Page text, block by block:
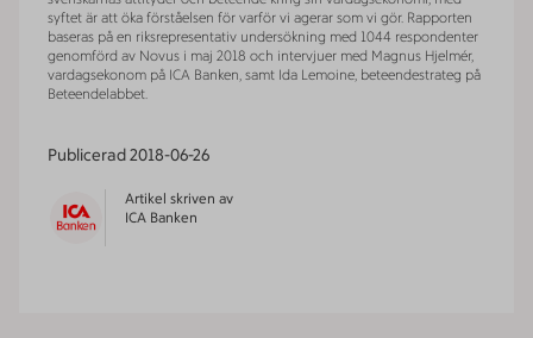
syftet är att öka förståelsen för varför vi agerar som vi gör. Rapporten
baseras på en riksrepresentativ undersökning med 1044 respondenter
genomförd av Novus i maj 2018 och intervjuer med Magnus Hjelmér,
vardagsekonom på ICA Banken, samt Ida Lemoine, beteendestrateg på
Beteendelabbet.
Publicerad2018-06-26
Artikel skriven av
ICA Banken